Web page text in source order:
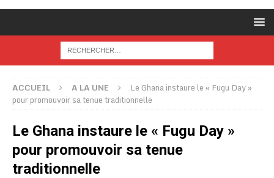
ACCUEIL A LA UNE
Le Ghana instaure le « Fugu Day »
pour promouvoir sa tenue traditionnelle
Le Ghana instaure le « Fugu Day »
pour promouvoir sa tenue
traditionnelle